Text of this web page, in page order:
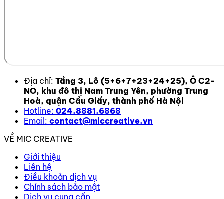
Địa chỉ: Tầng 3, Lô (5+6+7+23+24+25), Ô C2-
NO, khu đô thị Nam Trung Yên, phường Trung
Hoà, quận Cầu Giấy, thành phố Hà Nội
Hotline: 024.8881.6868
Email: contact@miccreative.vn
VỀ MIC CREATIVE
Giới thiệu
Liên hệ
Điều khoản dịch vụ
Chính sách bảo mật
Dịch vụ cung cấp